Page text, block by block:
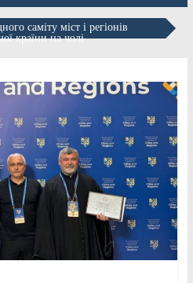
саміту міст і регіонів
країни на чолі